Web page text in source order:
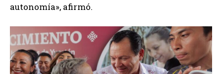
autonomía», afirmó.